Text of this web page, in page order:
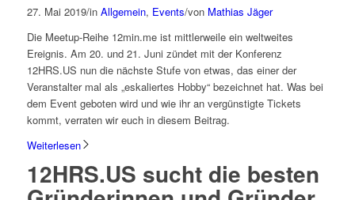
27. Mai 2019/in Allgemein, Events/von Mathias Jäger
Die Meetup-Reihe 12min.me ist mittlerweile ein weltweites
Ereignis. Am 20. und 21. Juni zündet mit der Konferenz
12HRS.US nun die nächste Stufe von etwas, das einer der
Veranstalter mal als „eskaliertes Hobby“ bezeichnet hat. Was bei
dem Event geboten wird und wie ihr an vergünstigte Tickets
kommt, verraten wir euch in diesem Beitrag.
Weiterlesen
12HRS.US sucht die besten